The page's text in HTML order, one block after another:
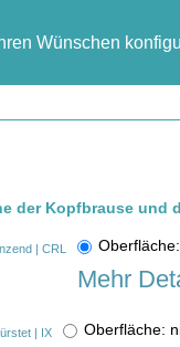
Wünschen
der Kopfbrause und
Mehr
Oberfläche: